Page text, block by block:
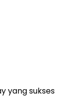
yang sukses